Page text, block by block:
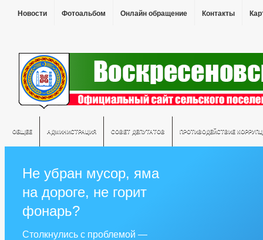
Новости Фотоальбом Онлайн обращение Контакты
ОБЩЕЕ АДМИНИСТРАЦИЯ СОВЕТ ДЕПУТАТОВ ПРОТИВОДЕЙСТВИЕ
Не убран мусор, яма
на дороге, не горит
фонарь?
Столкнулись с проблемой —